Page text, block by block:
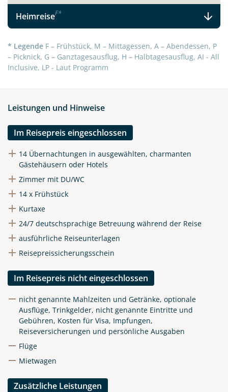
HeimreiseF*
* Legende F – Frühstück, M – Mittagessen, A – Abendessen, P
– Picknick, G – Ganztagesausflug, H – Halbtagesausflug, AI - All
Inclusive, LP - Laut Programm
Leistungen und Hinweise
Im Reisepreis eingeschlossen
14 Übernachtungen in ausgewählten, charmanten
Gästehäusern oder Hotels
Zimmer mit DU/WC
14 x Frühstück
Kurtaxe
24/7 deutschsprachige Betreuung während der Reise
ausführliche Reiseunterlagen
Reisepreissicherungsschein
Im Reisepreis nicht eingeschlossen
nicht genannte Mahlzeiten und Getränke, optionale
Ausflüge, Trinkgelder, nicht genannte Eintritte und
Gebühren, Kosten für Visa, Impfungen,
Reiseversicherungen und persönliche Ausgaben
Flüge
Mietwagen
Zusätzliche Leistungen